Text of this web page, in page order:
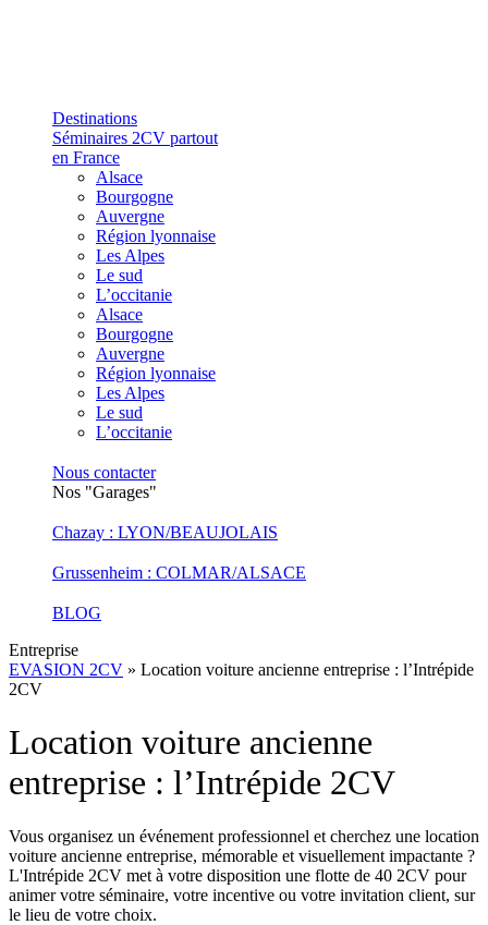
Destinations
Séminaires 2CV partout
en France
Alsace
Bourgogne
Auvergne
Région lyonnaise
Les Alpes
Le sud
L’occitanie
Alsace
Bourgogne
Auvergne
Région lyonnaise
Les Alpes
Le sud
L’occitanie
Nous contacter
Nos "Garages"
Chazay : LYON/BEAUJOLAIS
Grussenheim : COLMAR/ALSACE
BLOG
Entreprise
EVASION 2CV » Location voiture ancienne entreprise : l’Intrépide
2CV
Location voiture ancienne
entreprise : l’Intrépide 2CV
Vous organisez un événement professionnel et cherchez une location
voiture ancienne entreprise, mémorable et visuellement impactante ?
L'Intrépide 2CV met à votre disposition une flotte de 40 2CV pour
animer votre séminaire, votre incentive ou votre invitation client, sur
le lieu de votre choix.